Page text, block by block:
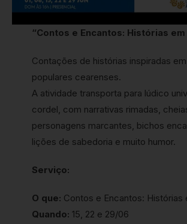
“Contos e Encantos: Histórias
Contações de histórias inspiradas
populares cearenses.
A atividade transporta para lúdico
cordel, com narrativas rimadas,
personagens marcantes, bichos
lições de sabedoria e muito humor.
Serviço:
O que: Contos e Encantos: Histórias
Quando: 15, 22 e 29/06